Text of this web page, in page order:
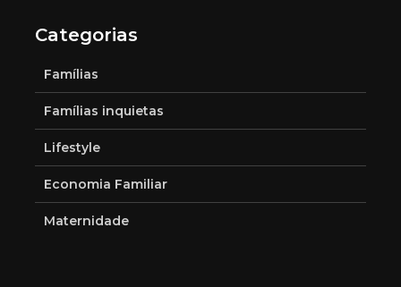
Categorias
Famílias
Famílias inquietas
Lifestyle
Economia Familiar
Maternidade